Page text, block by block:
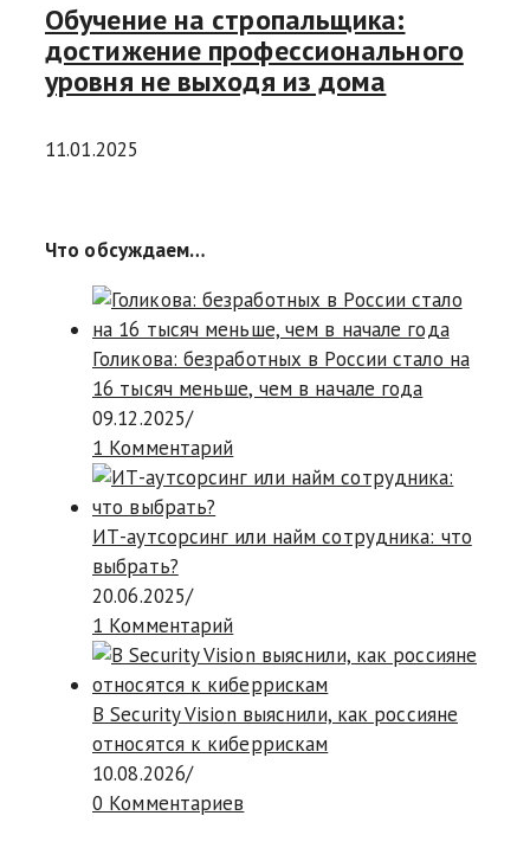
Обучение на стропальщика:
достижение профессионального
уровня не выходя из дома
11.01.2025
Что обсуждаем…
Голикова: безработных в России стало на
16 тысяч меньше, чем в начале года
09.12.2025/
1 Комментарий
ИТ-аутсорсинг или найм сотрудника: что
выбрать?
20.06.2025/
1 Комментарий
В Security Vision выяснили, как россияне
относятся к киберрискам
10.08.2026/
0 Комментариев